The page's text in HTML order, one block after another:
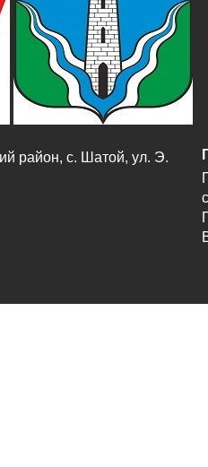
район, с. Шатой, ул. Э.